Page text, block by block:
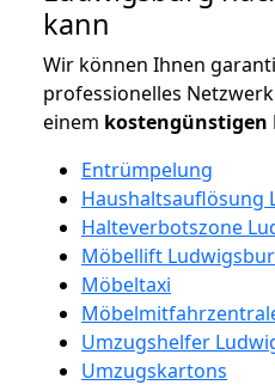
kann
Wir können Ihnen
professionelles
einem kostengünstigen
Entrümpelung
Haushaltsauflösung
Halteverbotszone
Möbellift
Möbeltaxi
Umzugshelfer
Umzugskartons